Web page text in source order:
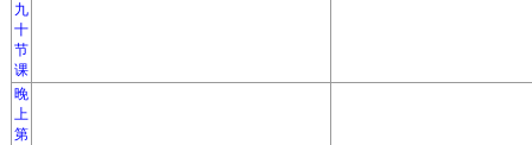
九
十
节
课
晚
上
第